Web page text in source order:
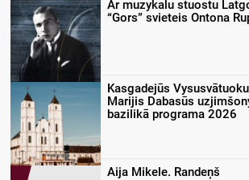
Ar muzykalu stuostu
“Gors” svieteis Ontona
Kasgadejūs
Marijis Dabasūs
bazilikā programa 2026
Aija Mikele. Randeņš